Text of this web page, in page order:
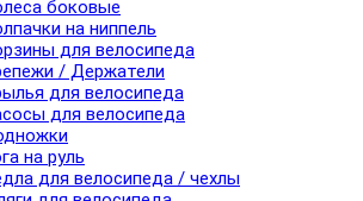
боковые
на ниппель
для велосипеда
/ Держатели
для велосипеда
для велосипеда
на руль
для велосипеда / чехлы